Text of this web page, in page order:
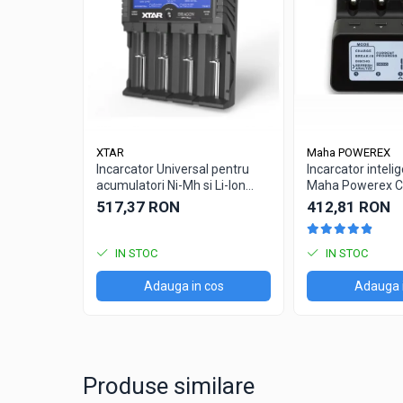
Redresoare auto, moto, barci si
UPS pentru centrale termice si
sisteme de urgenta - acumulator
Cabinete baterii
Acumulatori UPS
Frigidere portabile
XTAR
Incarcator Universal pentru
acumulatori Ni-Mh si Li-Ion
Xtar VP4 Plus Dragon
517,37 RON
IN STOC
Adauga in cos
Maha POWEREX
Incarcator
Maha Powerex
412,81 RON
IN STOC
Adauga
Produse similare